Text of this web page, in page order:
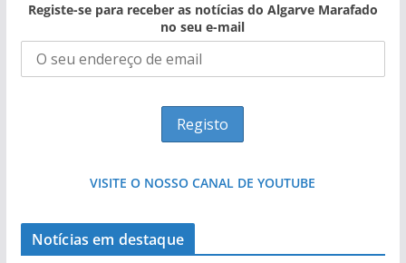
Registe-se para receber as notícias do Algarve Marafado
no seu e-mail
VISITE O NOSSO CANAL DE YOUTUBE
Notícias em destaque